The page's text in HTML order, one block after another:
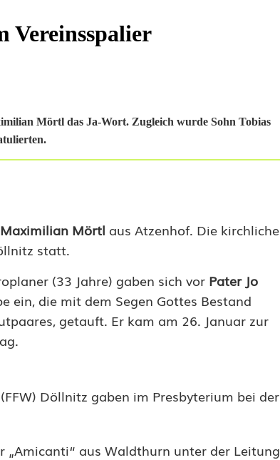
Vereinsspalier
Mörtl das Ja-Wort. Zugleich wurde Sohn Tobias
Maximilian Mörtl aus Atzenhof. Die kirchliche
statt.
(33 Jahre) gaben sich vor Pater Jo
ein, die mit dem Segen Gottes Bestand
getauft. Er kam am 26. Januar zur
Döllnitz gaben im Presbyterium bei der
„Amicanti“ aus Waldthurn unter der Leitung